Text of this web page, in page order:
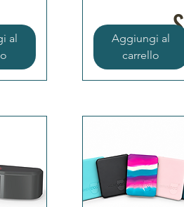
al
Aggiungi al
carrello